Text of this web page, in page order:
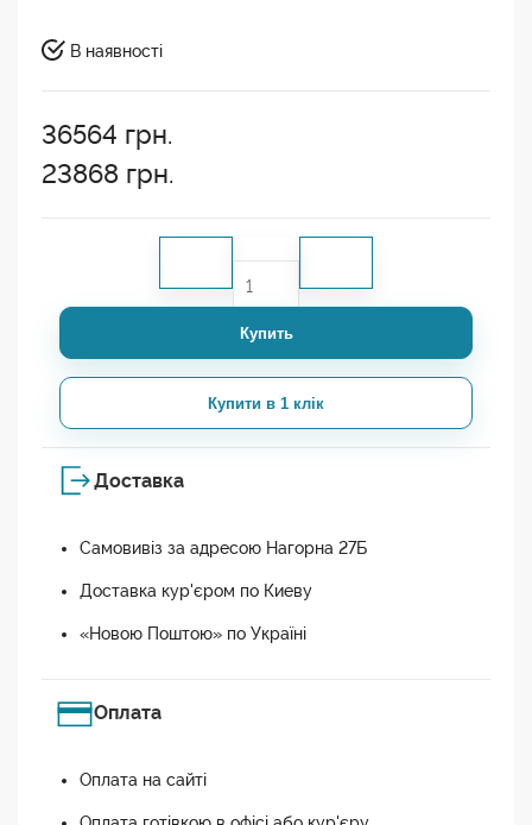
В наявності
36564 грн.
23868 грн.
Купить
Купити в 1 клік
Доставка
Самовивіз за адресою Нагорна 27Б
Доставка кур'єром по Киеву
«Новою Поштою» по Україні
Оплата
Оплата на сайті